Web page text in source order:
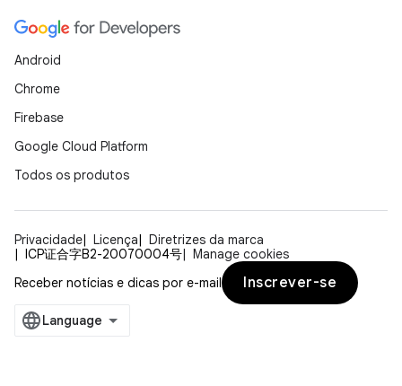
Android
Chrome
Firebase
Google Cloud Platform
Todos os produtos
Privacidade Licença
Diretrizes da marca
ICP证合字B2-20070004号
Manage cookies
Receber notícias e dicas por e-mail
Inscrever-se